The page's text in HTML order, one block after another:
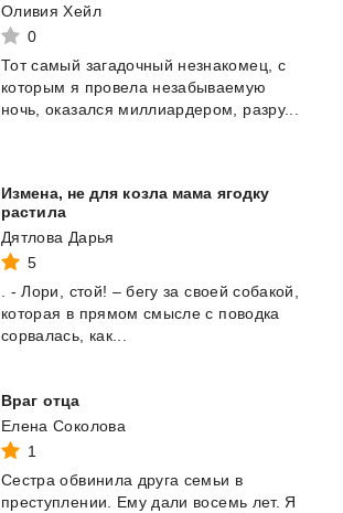
Оливия Хейл
0
Тот самый загадочный незнакомец,
с
которым я провела незабываемую
ночь, оказался миллиардером, разру...
Измена, не для козла мама ягодку
растила
Дятлова Дарья
5
- Лори, стой! – бегу за своей собакой,
которая в прямом смысле с поводка
сорвалась,
как...
Враг отца
Елена Соколова
1
Сестра обвинила друга семьи в
преступлении.
Ему дали восемь лет. Я